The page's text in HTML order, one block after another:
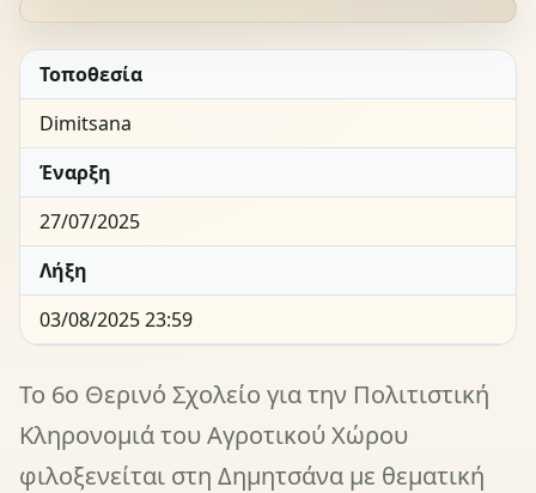
Τοποθεσία
Dimitsana
Έναρξη
27/07/2025
Λήξη
03/08/2025 23:59
Το 6ο Θερινό Σχολείο για την Πολιτιστική
Κληρονομιά του Αγροτικού Χώρου
φιλοξενείται στη Δημητσάνα με θεματική